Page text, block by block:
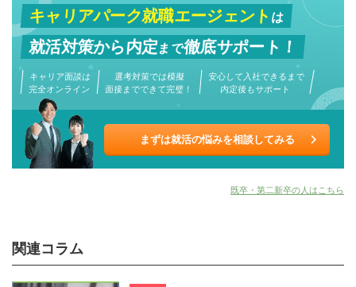
キャリアパーク就職エージェントは
就活対策から内定まで徹底サポート！
キャリア面談は
完全オンライン
選考対策では模擬
面接までできて完璧！
安心して入社できるまで
内定後もサポート
まずは就活の悩みを相談してみる
既卒・第二新卒の人はこちら
関連コラム